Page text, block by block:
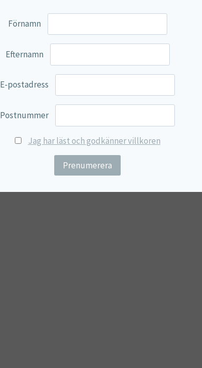
Förnamn
Efternamn
E-postadress
Postnummer
Jag har läst och godkänner villkoren